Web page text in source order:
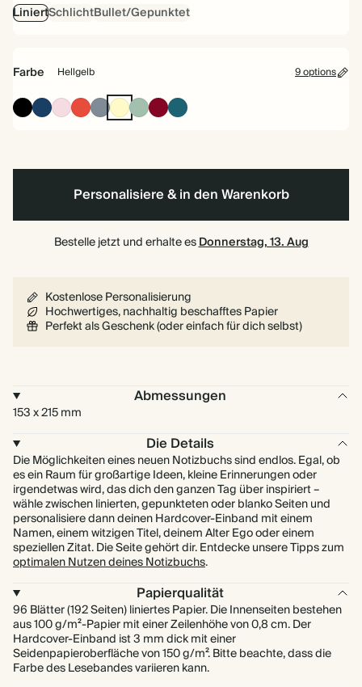
LiniertSchlichtBullet/Gepunktet
Farbe Hellgelb 9 options
Tintenschwarz
Marineblau
RosaKirschrot
GrauHellgelb
Gedecktes
Salbei
Bordeaux
Vintage
Blau
Personalisiere & in den Warenkorb
Bestelle jetzt und erhalte esDonnerstag, 13. Aug
Kostenlose Personalisierung
Hochwertiges, nachhaltig beschafftes Papier
Perfekt als Geschenk (oder einfach für dich selbst)
Abmessungen
153 x 215 mm
Die Details
Die Möglichkeiten eines neuen Notizbuchs sind endlos. Egal, ob
es ein Raum für großartige Ideen, kleine Erinnerungen oder
irgendetwas wird, das dich den ganzen Tag über inspiriert –
wähle zwischen linierten, gepunkteten oder blanko Seiten und
personalisiere dann deinen Hardcover-Einband mit einem
Namen, einem witzigen Titel, deinem Alter Ego oder einem
speziellen Zitat. Die Seite gehört dir. Entdecke unsere Tipps zum
optimalen Nutzen deines Notizbuchs.
Papierqualität
96 Blätter (192 Seiten) liniertes Papier. Die Innenseiten bestehen
aus 100 g/m²-Papier mit einer Zeilenhöhe von 0,8 cm. Der
Hardcover-Einband ist 3 mm dick mit einer
Seidenpapieroberfläche von 150 g/m². Bitte beachte, dass die
Farbe des Lesebandes variieren kann.